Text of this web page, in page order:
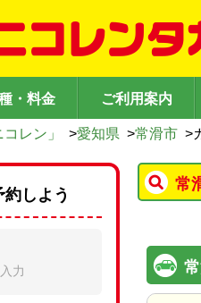
・料金 ご利用案内
レン」 >愛知県 >常滑市 >
常
しよう
力